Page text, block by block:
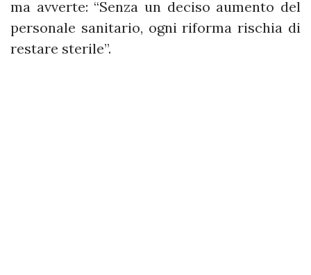
ma avverte: “Senza un deciso aumento del
personale sanitario, ogni riforma rischia di
restare sterile”.